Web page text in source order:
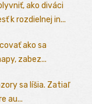
ako diváci
k rozdielnej in...
ako sa
zabez...
sa líšia. Zatiaľ
au...